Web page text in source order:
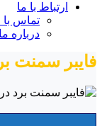
ارتباط با ما
تماس با
درباره ما
فایبر سمنت